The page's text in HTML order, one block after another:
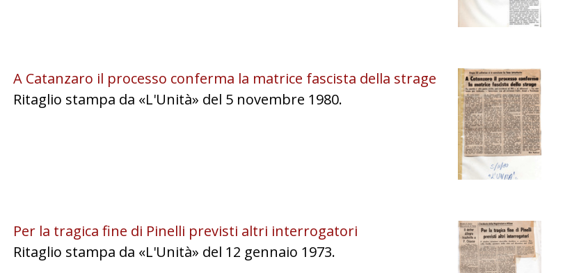
A Catanzaro il processo conferma la matrice fascista della strage
Ritaglio stampa da «L'Unità» del 5 novembre 1980.
Per la tragica fine di Pinelli previsti altri interrogatori
Ritaglio stampa da «L'Unità» del 12 gennaio 1973.